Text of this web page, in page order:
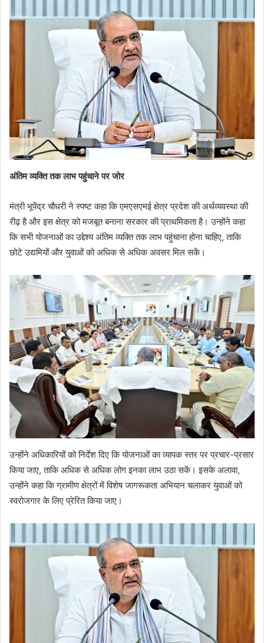
अंतिम व्यक्ति तक लाभ पहुंचाने पर जोर
मंत्री भूपेंद्र चौधरी ने स्पष्ट कहा कि एमएसएमई क्षेत्र प्रदेश की अर्थव्यवस्था की
रीढ़ है और इस क्षेत्र को मजबूत बनाना सरकार की प्राथमिकता है। उन्होंने कहा
कि सभी योजनाओं का उद्देश्य अंतिम व्यक्ति तक लाभ पहुंचाना होना चाहिए, ताकि
छोटे उद्यमियों और युवाओं को अधिक से अधिक अवसर मिल सकें।
उन्होंने अधिकारियों को निर्देश दिए कि योजनाओं का व्यापक स्तर पर प्रचार-प्रसार
किया जाए, ताकि अधिक से अधिक लोग इनका लाभ उठा सकें। इसके अलावा,
उन्होंने कहा कि ग्रामीण क्षेत्रों में विशेष जागरूकता अभियान चलाकर युवाओं को
स्वरोजगार के लिए प्रेरित किया जाए।